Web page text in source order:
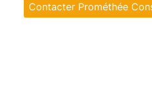
Contacter Prométhée